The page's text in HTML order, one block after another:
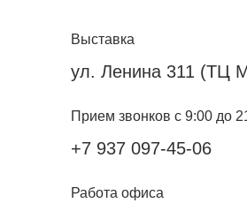
Выставка
ул. Ленина 311 (ТЦ
Прием звонков с 9:00 до
+7 937 097-45-06
Работа офиса